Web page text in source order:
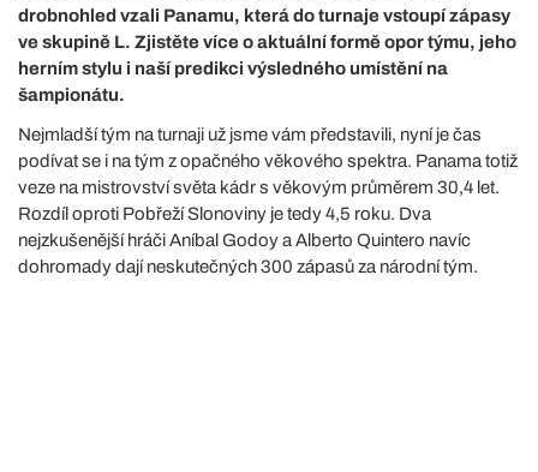
drobnohled vzali Panamu, která do turnaje vstoupí zápasy
ve skupině L. Zjistěte více o aktuální formě opor týmu, jeho
herním stylu i naší predikci výsledného umístění na
šampionátu.
Nejmladší tým na turnaji už jsme vám představili, nyní je čas
podívat se i na tým z opačného věkového spektra. Panama totiž
veze na mistrovství světa kádr s věkovým průměrem 30,4 let.
Rozdíl oproti Pobřeží Slonoviny je tedy 4,5 roku. Dva
nejzkušenější hráči Aníbal Godoy a Alberto Quintero navíc
dohromady dají neskutečných 300 zápasů za národní tým.